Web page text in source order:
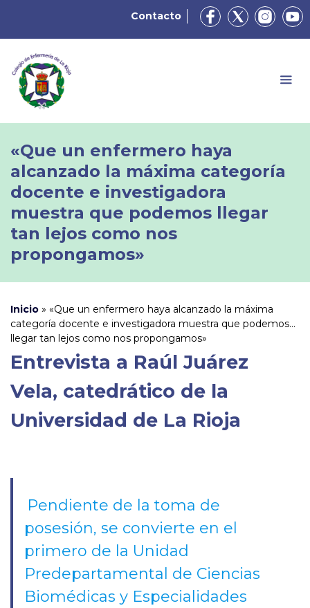
Contacto
«Que un enfermero haya
alcanzado la máxima categoría
docente e investigadora
muestra que podemos llegar
tan lejos como nos
propongamos»
Inicio » «Que un enfermero haya alcanzado la máxima
categoría docente e investigadora muestra que podemos
llegar tan lejos como nos propongamos»
Entrevista a Raúl Juárez
Vela, catedrático de la
Universidad de La Rioja
Pendiente de la toma de
posesión, se convierte en el
primero de la Unidad
Predepartamental de Ciencias
Biomédicas y Especialidades